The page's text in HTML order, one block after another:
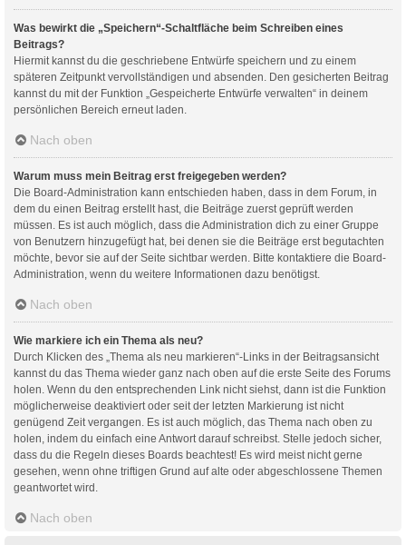
Was bewirkt die „Speichern“-Schaltfläche beim Schreiben eines
Beitrags?
Hiermit kannst du die geschriebene Entwürfe speichern und zu einem
späteren Zeitpunkt vervollständigen und absenden. Den gesicherten Beitrag
kannst du mit der Funktion „Gespeicherte Entwürfe verwalten“ in deinem
persönlichen Bereich erneut laden.
Nach oben
Warum muss mein Beitrag erst freigegeben werden?
Die Board-Administration kann entschieden haben, dass in dem Forum, in
dem du einen Beitrag erstellt hast, die Beiträge zuerst geprüft werden
müssen. Es ist auch möglich, dass die Administration dich zu einer Gruppe
von Benutzern hinzugefügt hat, bei denen sie die Beiträge erst begutachten
möchte, bevor sie auf der Seite sichtbar werden. Bitte kontaktiere die Board-
Administration, wenn du weitere Informationen dazu benötigst.
Nach oben
Wie markiere ich ein Thema als neu?
Durch Klicken des „Thema als neu markieren“-Links in der Beitragsansicht
kannst du das Thema wieder ganz nach oben auf die erste Seite des Forums
holen. Wenn du den entsprechenden Link nicht siehst, dann ist die Funktion
möglicherweise deaktiviert oder seit der letzten Markierung ist nicht
genügend Zeit vergangen. Es ist auch möglich, das Thema nach oben zu
holen, indem du einfach eine Antwort darauf schreibst. Stelle jedoch sicher,
dass du die Regeln dieses Boards beachtest! Es wird meist nicht gerne
gesehen, wenn ohne triftigen Grund auf alte oder abgeschlossene Themen
geantwortet wird.
Nach oben